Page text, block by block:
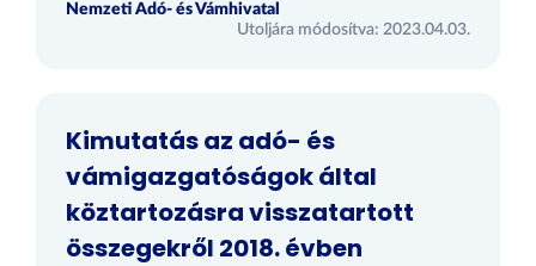
Nemzeti Adó- és Vámhivatal
Utoljára módosítva: 2023.04.03.
Kimutatás az adó- és
vámigazgatóságok által
köztartozásra visszatartott
összegekről 2018. évben